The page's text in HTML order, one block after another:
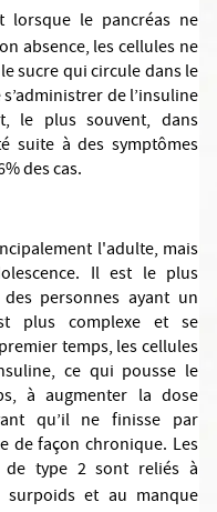
lorsque le pancréas ne
absence, les cellules ne
sucre qui circule dans le
de l’insuline
le plus souvent, dans
suite à des symptômes
des cas.
l'adulte, mais
Il est le plus
personnes ayant un
plus complexe et se
temps, les cellules
ce qui pousse le
à augmenter la dose
qu’il ne finisse par
de façon chronique. Les
type 2 sont reliés à
et au manque